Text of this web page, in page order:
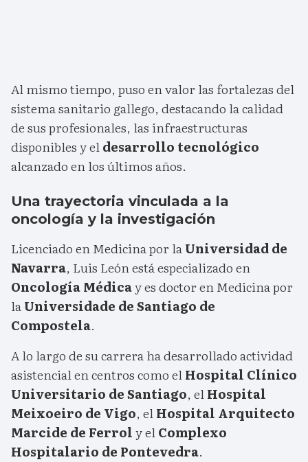
Al mismo tiempo, puso en valor las fortalezas del
sistema sanitario gallego, destacando la calidad
de sus profesionales, las infraestructuras
disponibles y eldesarrollo tecnológico
alcanzado en los últimos años.
Una trayectoria vinculada a la
oncología y la investigación
Licenciado en Medicina por laUniversidad de
Navarra, Luis León está especializado en
Oncología Médicay es doctor en Medicina por
laUniversidade de Santiago de
Compostela.
A lo largo de su carrera ha desarrollado actividad
asistencial en centros como elHospital Clínico
Universitario de Santiago, elHospital
Meixoeiro de Vigo, elHospital Arquitecto
Marcide de Ferroly elComplexo
Hospitalario de Pontevedra.